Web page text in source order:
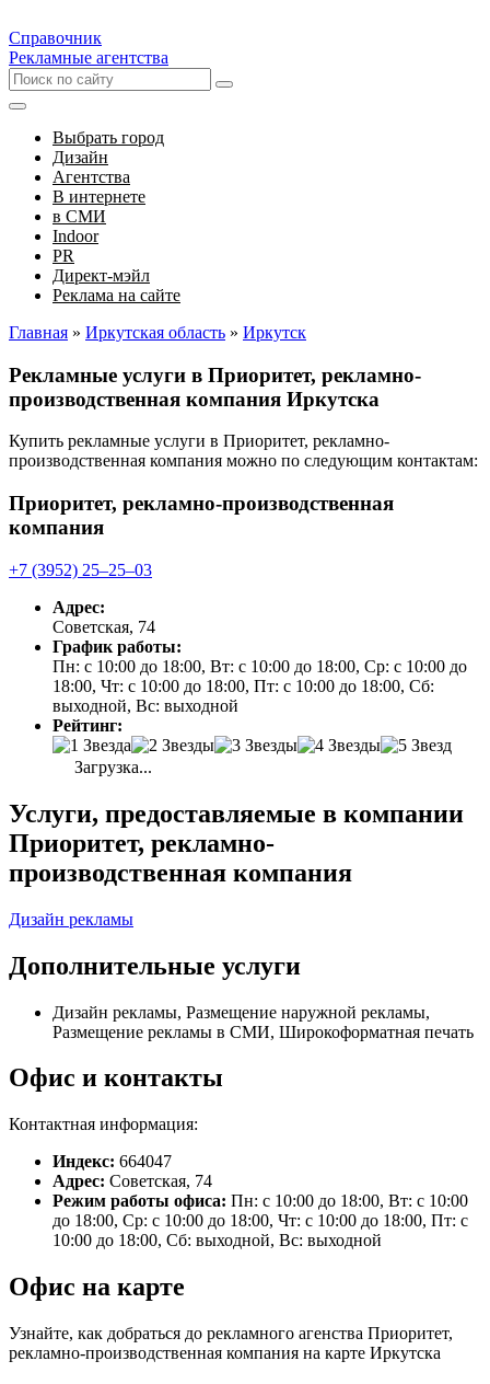
Справочник
Рекламные агентства
Выбрать город
Дизайн
Агентства
В интернете
в СМИ
Indoor
PR
Директ-мэйл
Реклама на сайте
Главная » Иркутская область » Иркутск
Рекламные услуги в Приоритет, рекламно-
производственная компания Иркутска
Купить рекламные услуги в Приоритет, рекламно-
производственная компания можно по следующим контактам:
Приоритет, рекламно-производственная
компания
+7 (3952) 25‒25‒03
Адрес:
Советская, 74
График работы:
Пн: с 10:00 до 18:00, Вт: с 10:00 до 18:00, Ср: с 10:00 до
18:00, Чт: с 10:00 до 18:00, Пт: с 10:00 до 18:00, Сб:
выходной, Вс: выходной
Рейтинг:
Загрузка...
Услуги, предоставляемые в компании
Приоритет, рекламно-
производственная компания
Дизайн рекламы
Дополнительные услуги
Дизайн рекламы, Размещение наружной рекламы,
Размещение рекламы в СМИ, Широкоформатная печать
Офис и контакты
Контактная информация:
Индекс: 664047
Адрес: Советская, 74
Режим работы офиса: Пн: с 10:00 до 18:00, Вт: с 10:00
до 18:00, Ср: с 10:00 до 18:00, Чт: с 10:00 до 18:00, Пт: с
10:00 до 18:00, Сб: выходной, Вс: выходной
Офис на карте
Узнайте, как добраться до рекламного агенства Приоритет,
рекламно-производственная компания на карте Иркутска